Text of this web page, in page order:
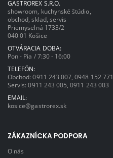
GASTROREX S.R.O.
showroom, kuchynské štúdio,
obchod, sklad, servis
Priemyselná 1733/2
040 01 Košice
OTVÁRACIA DOBA:
Pon - Pia / 7:30 - 16:00
TELEFÓN:
Obchod:0911 243 007 ,0948 152 771
Servis:0911 243 005 ,0911 243 003
EMAIL:
kosice@gastrorex.sk
ZÁKAZNÍCKA PODPORA
O nás